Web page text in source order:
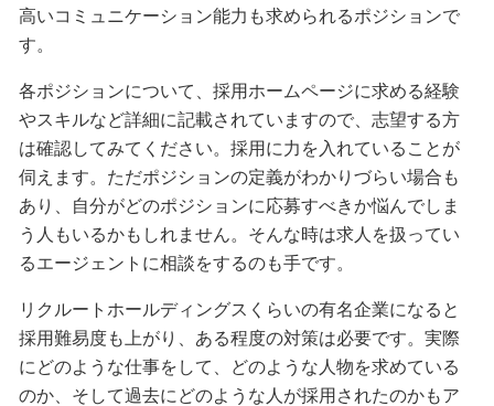
高いコミュニケーション能力も求められるポジションで
す。
各ポジションについて、採用ホームページに求める経験
やスキルなど詳細に記載されていますので、志望する方
は確認してみてください。採用に力を入れていることが
伺えます。ただポジションの定義がわかりづらい場合も
あり、自分がどのポジションに応募すべきか悩んでしま
う人もいるかもしれません。そんな時は求人を扱ってい
るエージェントに相談をするのも手です。
リクルートホールディングスくらいの有名企業になると
採用難易度も上がり、ある程度の対策は必要です。実際
にどのような仕事をして、どのような人物を求めている
のか、そして過去にどのような人が採用されたのかもア